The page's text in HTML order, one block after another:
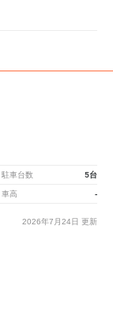
駐車台数 5台
車高 -
2026年7月24日 更新